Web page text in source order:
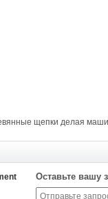
щепки делая
Оставьте вашу